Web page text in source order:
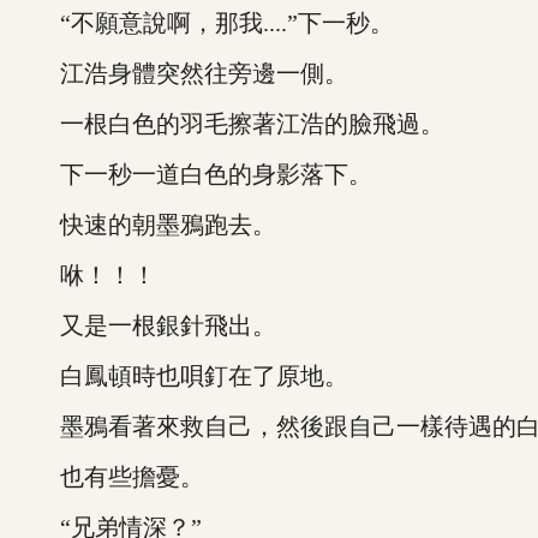
“不願意說啊，那我....”下一秒。
江浩身體突然往旁邊一側。
一根白色的羽毛擦著江浩的臉飛過。
下一秒一道白色的身影落下。
快速的朝墨鴉跑去。
咻！！！
又是一根銀針飛出。
白鳳頓時也唄釘在了原地。
墨鴉看著來救自己，然後跟自己一樣待遇的白
也有些擔憂。
“兄弟情深？”